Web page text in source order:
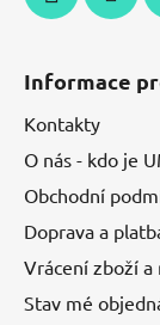
Informace
Kontakty
O nás - kdo je
Obchodní
Doprava a
Vrácení zboží a
Stav mé